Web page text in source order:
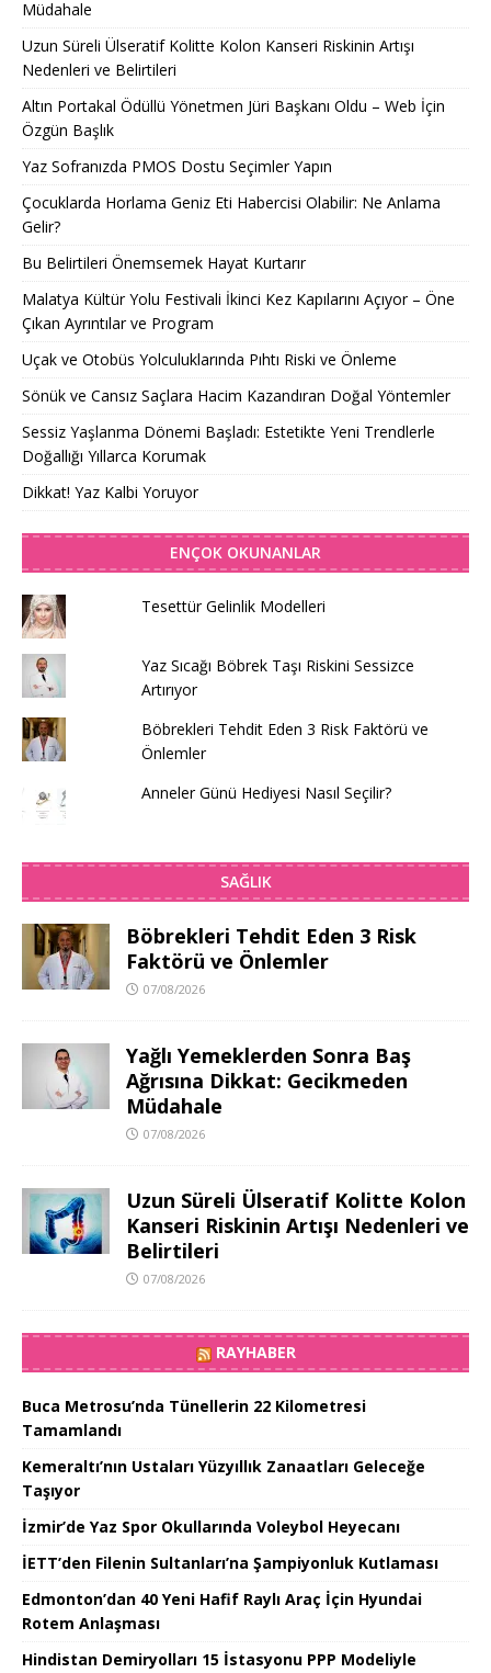
Müdahale
Uzun Süreli Ülseratif Kolitte Kolon Kanseri Riskinin Artışı
Nedenleri ve Belirtileri
Altın Portakal Ödüllü Yönetmen Jüri Başkanı Oldu – Web İçin
Özgün Başlık
Yaz Sofranızda PMOS Dostu Seçimler Yapın
Çocuklarda Horlama Geniz Eti Habercisi Olabilir: Ne Anlama
Gelir?
Bu Belirtileri Önemsemek Hayat Kurtarır
Malatya Kültür Yolu Festivali İkinci Kez Kapılarını Açıyor – Öne
Çıkan Ayrıntılar ve Program
Uçak ve Otobüs Yolculuklarında Pıhtı Riski ve Önleme
Sönük ve Cansız Saçlara Hacim Kazandıran Doğal Yöntemler
Sessiz Yaşlanma Dönemi Başladı: Estetikte Yeni Trendlerle
Doğallığı Yıllarca Korumak
Dikkat! Yaz Kalbi Yoruyor
ENÇOK OKUNANLAR
Tesettür Gelinlik Modelleri
Yaz Sıcağı Böbrek Taşı Riskini Sessizce
Artırıyor
Böbrekleri Tehdit Eden 3 Risk Faktörü ve
Önlemler
Anneler Günü Hediyesi Nasıl Seçilir?
SAĞLIK
Böbrekleri Tehdit Eden 3 Risk
Faktörü ve Önlemler
07/08/2026
Yağlı Yemeklerden Sonra Baş
Ağrısına Dikkat: Gecikmeden
Müdahale
07/08/2026
Uzun Süreli Ülseratif Kolitte Kolon
Kanseri Riskinin Artışı Nedenleri ve
Belirtileri
07/08/2026
RAYHABER
Buca Metrosu’nda Tünellerin 22 Kilometresi
Tamamlandı
Kemeraltı’nın Ustaları Yüzyıllık Zanaatları Geleceğe
Taşıyor
İzmir’de Yaz Spor Okullarında Voleybol Heyecanı
İETT’den Filenin Sultanları’na Şampiyonluk Kutlaması
Edmonton’dan 40 Yeni Hafif Raylı Araç İçin Hyundai
Rotem Anlaşması
Hindistan Demiryolları 15 İstasyonu PPP Modeliyle